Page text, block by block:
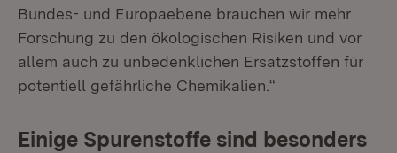
Bundes- und Europaebene brauchen wir mehr
Forschung zu den ökologischen Risiken und vor
allem auch zu unbedenklichen Ersatzstoffen für
potentiell gefährliche Chemikalien.“
Einige Spurenstoffe sind besonders